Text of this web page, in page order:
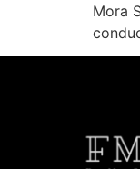
Mora